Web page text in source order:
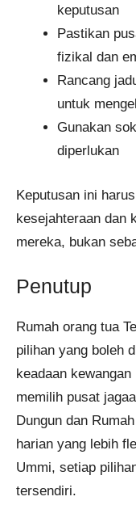
keputusan
Pastikan
fizikal dan
Rancang
untuk
Gunakan
diperlukan
Keputusan ini
kesejahteraan dan
mereka, bukan
Penutup
Rumah orang tua
pilihan yang boleh
keadaan
memilih pusat
Dungun dan
harian yang lebih
Ummi, setiap
tersendiri.